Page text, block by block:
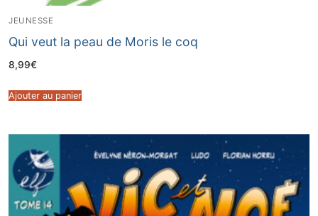
JEUNESSE
Qui veut la peau de Moris le coq
8,99€
Ajouter au panier